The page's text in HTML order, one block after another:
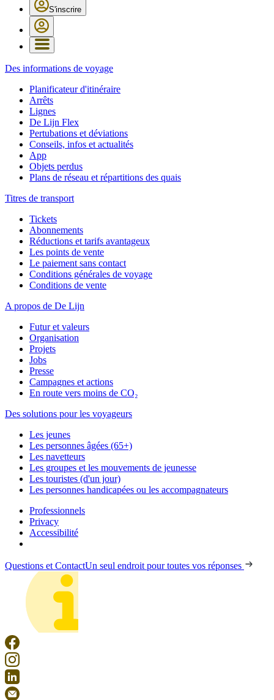
S'inscrire
Des informations de voyage
Planificateur d'itinéraire
Arrêts
Lignes
De Lijn Flex
Pertubations et déviations
Conseils, infos et actualités
App
Objets perdus
Plans de réseau et répartitions des quais
Titres de transport
Tickets
Abonnements
Réductions et tarifs avantageux
Les points de vente
Le paiement sans contact
Conditions générales de voyage
Conditions de vente
A propos de De Lijn
Futur et valeurs
Organisation
Projets
Jobs
Presse
Campagnes et actions
En route vers moins de CO₂
Des solutions pour les voyageurs
Les jeunes
Les personnes âgées (65+)
Les navetteurs
Les groupes et les mouvements de jeunesse
Les touristes (d'un jour)
Les personnes handicapées ou les accompagnateurs
Professionnels
Privacy
Accessibilité
Questions et ContactUn seul endroit pour toutes vos réponses